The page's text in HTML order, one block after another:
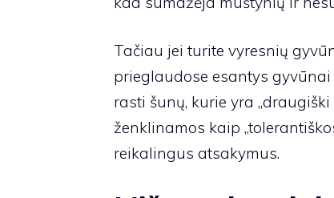
Tačiau jei turite vyresnių
prieglaudose esantys
rasti šunų, kurie yra
ženklinamos kaip
reikalingus atsakymus.